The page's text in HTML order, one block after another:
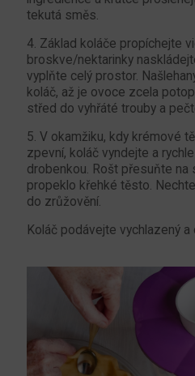
tekutá směs.
4. Základ koláče propíchejte
broskve/nektarinky
vyplňte celý prostor.
koláč, až je ovoce zcela
střed do vyhřáté trouby a
5. V okamžiku, kdy krémové
zpevní, koláč vyndejte a
drobenkou. Rošt přesuňte na
propeklo křehké těsto.
do zrůžovění.
Koláč podávejte vychlazený